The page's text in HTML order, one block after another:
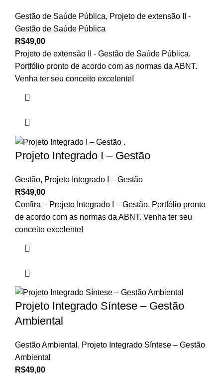
Gestão de Saúde Pública, Projeto de extensão II -
Gestão de Saúde Pública
R$49,00
Projeto de extensão II - Gestão de Saúde Pública.
Portfólio pronto de acordo com as normas da ABNT.
Venha ter seu conceito excelente!
Projeto Integrado I – Gestão
Gestão, Projeto Integrado I – Gestão
R$49,00
Confira – Projeto Integrado I – Gestão. Portfólio pronto
de acordo com as normas da ABNT. Venha ter seu
conceito excelente!
Projeto Integrado Síntese – Gestão
Ambiental
Gestão Ambiental , Projeto Integrado Síntese – Gestão
Ambiental
R$49,00